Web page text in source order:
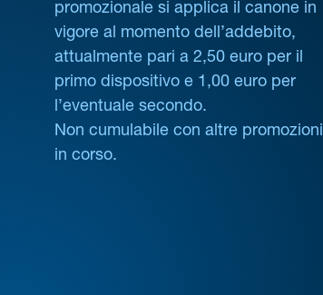
promozionale si applica il canone in
vigore al momento dell’addebito,
attualmente pari a 2,50 euro per il
primo dispositivo e 1,00 euro per
l’eventuale secondo.
Non cumulabile con altre promozioni
in corso.